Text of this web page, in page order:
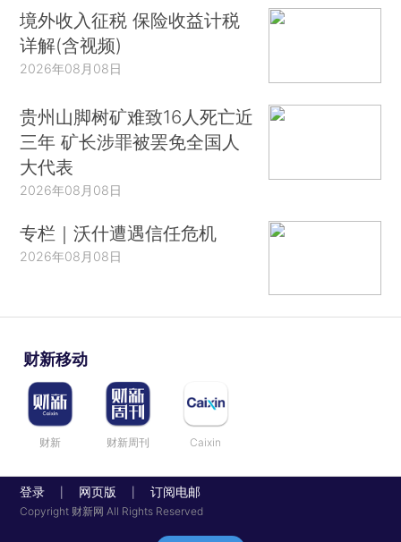
境外收入征税 保险收益计税
详解(含视频)
2026年08月08日
贵州山脚树矿难致16人死亡近
三年 矿长涉罪被罢免全国人
大代表
2026年08月08日
专栏｜沃什遭遇信任危机
2026年08月08日
财新移动
财新 财新周刊 Caixin
登录 网页版 订阅电邮
Copyright 财新网 All Rights Reserved